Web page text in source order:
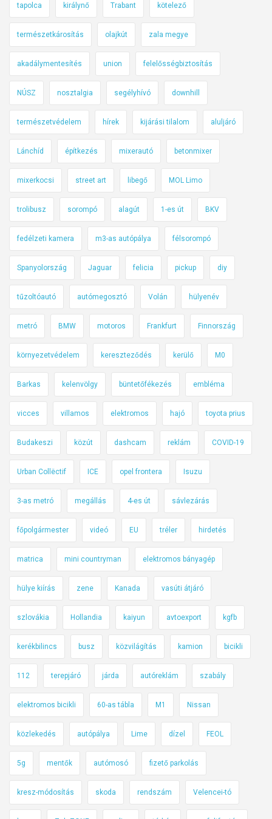
tapolca királynő Trabant kötelező
természetkárosítás olajkút zala megye
akadálymentesítés union felelősségbiztosítás
NÚSZ nosztalgia segélyhívó downhill
természetvédelem hírek kijárási tilalom aluljáró
Lánchíd építkezés mixerautó betonmixer
mixerkocsi street art libegő MOL Limo
trolibusz sorompó alagút 1-es út BKV
fedélzeti kamera m3-as autópálya félsorompó
Spanyolország Jaguar felicia pickup diy
tűzoltóautó autómegosztó Volán hülyenév
metró BMW motoros Frankfurt Finnország
környezetvédelem kereszteződés kerülő M0
Barkas kelenvölgy büntetőfékezés embléma
vicces villamos elektromos hajó toyota prius
Budakeszi közút dashcam reklám COVID-19
Urban Collëctif ICE opel frontera Isuzu
3-as metró megállás 4-es út sávlezárás
főpolgármester videó EU tréler hirdetés
matrica mini countryman elektromos bányagép
hülye kiírás zene Kanada vasúti átjáró
szlovákia Hollandia kaiyun avtoexport kgfb
kerékbilincs busz közvilágítás kamion bicikli
112 terepjáró járda autóreklám szabály
elektromos bicikli 60-as tábla M1 Nissan
közlekedés autópálya Lime dízel FEOL
5g mentők autómosó fizető parkolás
kresz-módosítás skoda rendszám Velencei-tó